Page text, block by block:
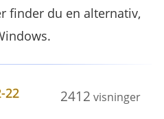
finder du en alternativ,
2412 visninger
22